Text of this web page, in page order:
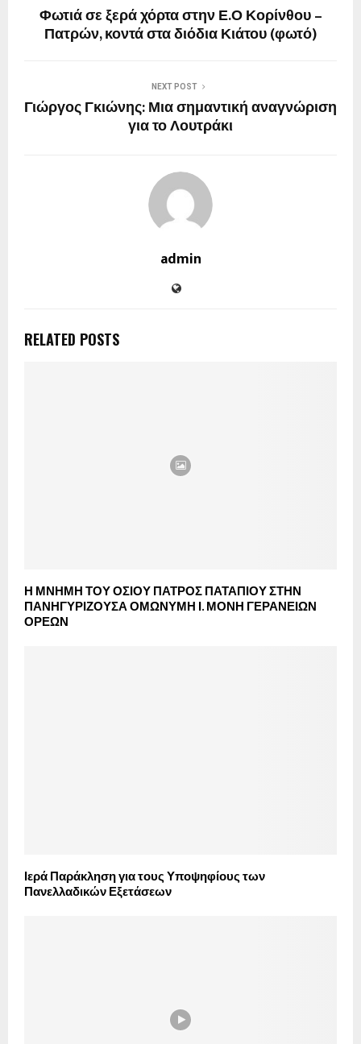
Φωτιά σε ξερά χόρτα στην Ε.Ο Κορίνθου –
Πατρών, κοντά στα διόδια Κιάτου (φωτό)
NEXT POST
Γιώργος Γκιώνης: Μια σημαντική αναγνώριση
για το Λουτράκι
admin
RELATED POSTS
Η ΜΝΗΜΗ ΤΟΥ ΟΣΙΟΥ ΠΑΤΡΟΣ ΠΑΤΑΠΙΟΥ ΣΤΗΝ
ΠΑΝΗΓΥΡΙΖΟΥΣΑ ΟΜΩΝΥΜΗ Ι. ΜΟΝΗ ΓΕΡΑΝΕΙΩΝ
ΟΡΕΩΝ
Ιερά Παράκληση για τους Υποψηφίους των
Πανελλαδικών Εξετάσεων